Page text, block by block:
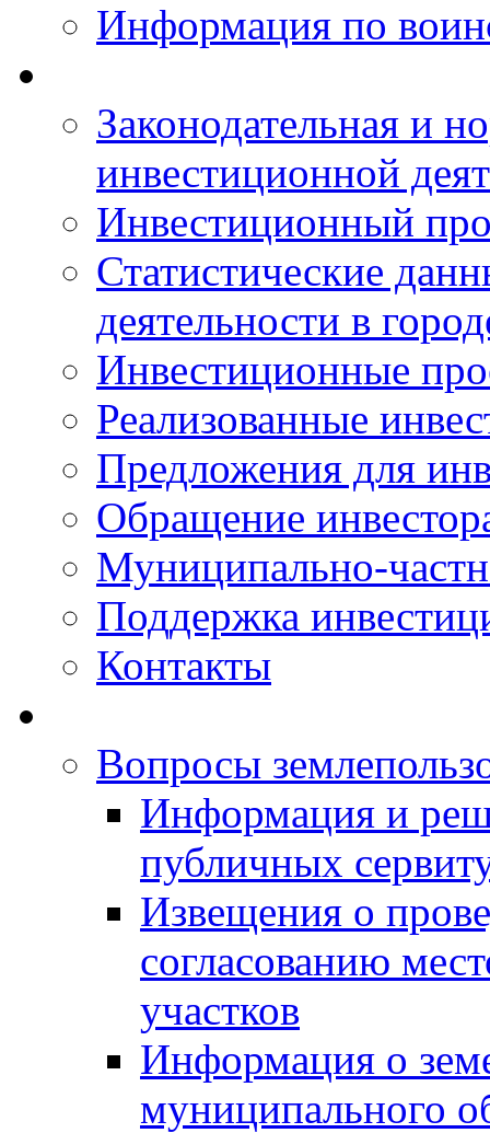
Информация по
Законодательная и
инвестиционной
Инвестиционный
Статистические
деятельности в
Инвестиционные
Реализованные
Предложения для
Обращение
Муниципально-
Поддержка
Контакты
Вопросы
Информация и
публичных
Извещения о
согласованию
участков
Информация о
муниципального